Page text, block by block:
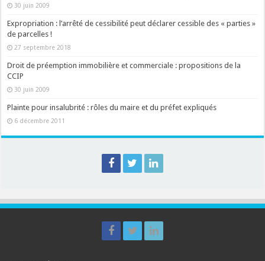
30 juin 2009
Expropriation : l’arrêté de cessibilité peut déclarer cessible des « parties »
de parcelles !
27 septembre 2018
Droit de préemption immobilière et commerciale : propositions de la
CCIP
30 juin 2009
Plainte pour insalubrité : rôles du maire et du préfet expliqués
6 décembre 2011